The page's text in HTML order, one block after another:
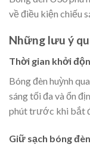
về điều kiện chiếu
Những lưu ý
Thời gian khởi
Bóng đèn huỳnh
sáng tối đa và ổn
phút trước khi bắt
Giữ sạch bóng đèn